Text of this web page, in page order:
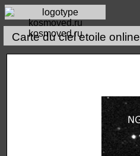
kosmoved.ru
Carte du ciel etoile online